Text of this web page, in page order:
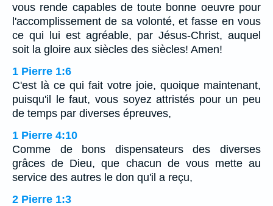
vous rende capables de toute bonne oeuvre pour
l'accomplissement de sa volonté, et fasse en vous
ce qui lui est agréable, par Jésus-Christ, auquel
soit la gloire aux siècles des siècles! Amen!
1 Pierre 1:6
C'est là ce qui fait votre joie, quoique maintenant,
puisqu'il le faut, vous soyez attristés pour un peu
de temps par diverses épreuves,
1 Pierre 4:10
Comme de bons dispensateurs des diverses
grâces de Dieu, que chacun de vous mette au
service des autres le don qu'il a reçu,
2 Pierre 1:3